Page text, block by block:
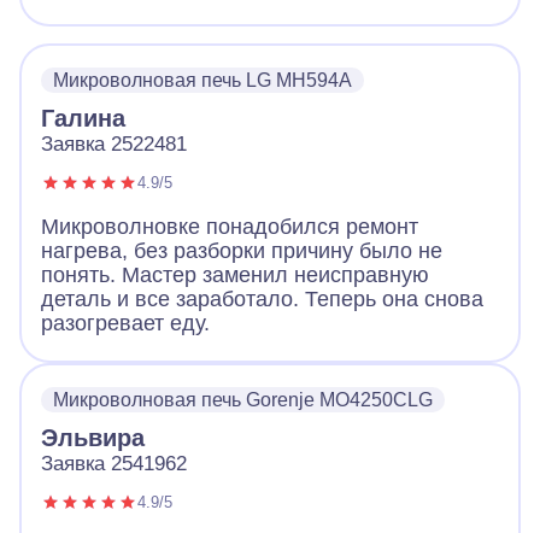
Микроволновая печь LG MH594A
Галина
Заявка 2522481
4.9/5
Микроволновке понадобился ремонт
нагрева, без разборки причину было не
понять. Мастер заменил неисправную
деталь и все заработало. Теперь она снова
разогревает еду.
Микроволновая печь Gorenje MO4250CLG
Эльвира
Заявка 2541962
4.9/5